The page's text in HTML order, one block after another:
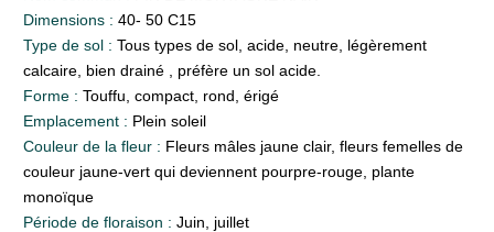
Dimensions : 40- 50 C15
Type de sol : Tous types de sol, acide, neutre, légèrement
calcaire, bien drainé , préfère un sol acide.
Forme : Touffu, compact, rond, érigé
Emplacement : Plein soleil
Couleur de la fleur : Fleurs mâles jaune clair, fleurs femelles de
couleur jaune-vert qui deviennent pourpre-rouge, plante
monoïque
Période de floraison : Juin, juillet